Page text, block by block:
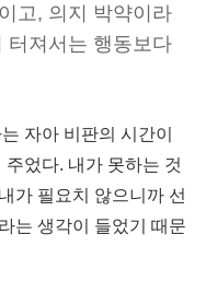
고, 의지 박약이라
터져서는 행동보다
자아 비판의 시간이
었다. 내가 못하는 것
가 필요치 않으니까 선
는 생각이 들었기 때문